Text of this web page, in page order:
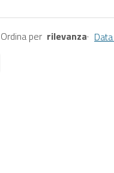
Ordina per rilevanza·